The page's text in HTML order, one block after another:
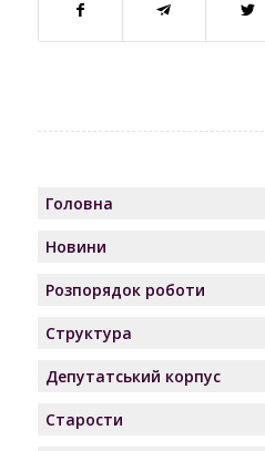
Головна
Новини
Розпорядок роботи
Структура
Депутатський корпус
Старости